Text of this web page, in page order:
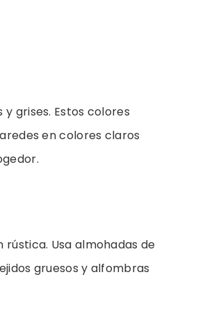
grises. Estos colores
en colores claros
Usa almohadas de
gruesos y alfombras